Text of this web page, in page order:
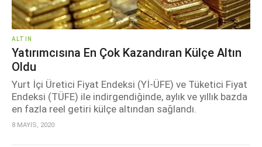
ALTIN
Yatırımcısına En Çok Kazandıran Külçe Altın
Oldu
Yurt İçi Üretici Fiyat Endeksi (Yİ-ÜFE) ve Tüketici Fiyat
Endeksi (TÜFE) ile indirgendiğinde, aylık ve yıllık bazda
en fazla reel getiri külçe altından sağlandı.
8 MAYIS, 2020